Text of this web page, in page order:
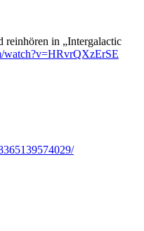
reinhören in „Intergalactic
watch?v=HRvrQXzErSE